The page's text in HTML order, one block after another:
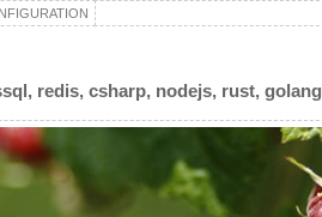
redis, csharp, nodejs, rust, golang